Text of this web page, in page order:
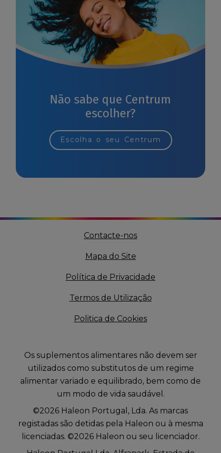
Não sabe que Centrum
escolher?
Escolha o seu Centrum
Contacte-nos
Mapa do Site
Política de Privacidade
Termos de Utilização
Politica de Cookies
Os suplementos alimentares não devem ser
utilizados como substitutos de um regime
alimentar variado e equilibrado, bem como de
um modo de vida saudável.
©2026 Haleon Portugal, Lda. As marcas
registadas são detidas pela Haleon ou à mesma
licenciadas. ©2026 Haleon ou seu licenciador.